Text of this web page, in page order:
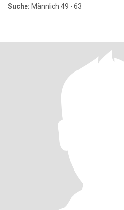
Suche: Männlich 49 - 63